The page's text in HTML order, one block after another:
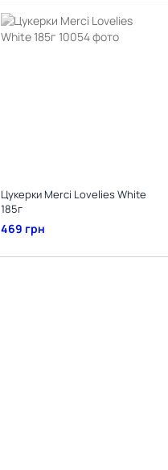
Цукерки Merci Lovelies White
185г
469 грн